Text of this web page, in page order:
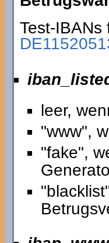
Test-
leer,
"www",
"fake",